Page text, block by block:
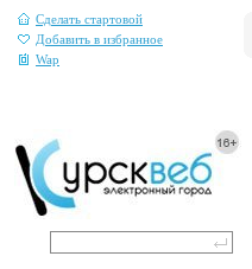
Сделать стартовой
Добавить в избранное
Wap